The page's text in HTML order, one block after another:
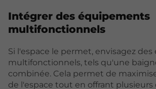
Intégrer des équipements
multifonctionnels
Si l'espace le permet, envisagez
multifonctionnels, tels qu'une
combinée. Cela permet de
de l'espace tout en offrant plusieurs